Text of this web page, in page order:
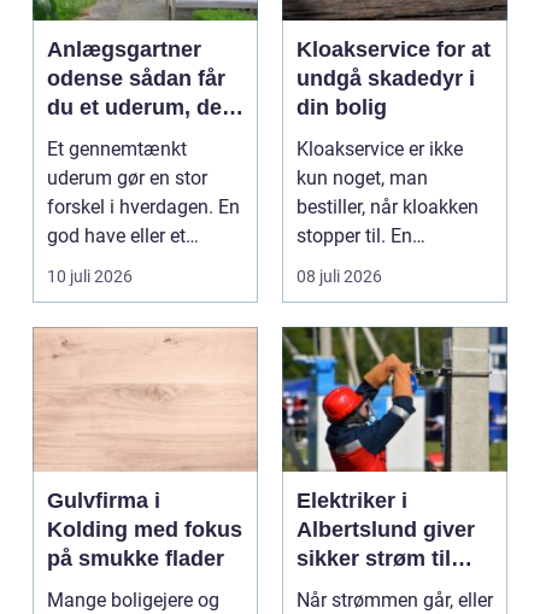
Anlægsgartner
odense sådan får
du et uderum, der
holder i mange år
Et gennemtænkt
uderum gør en stor
forskel i hverdagen. En
god have eller et
velplejet fællesareal
gi...
10 juli 2026
Kloakservice for at
undgå skadedyr i
din bolig
Kloakservice er ikke
kun noget, man
bestiller, når kloakken
stopper til. En
systematisk gennem...
08 juli 2026
Gulvfirma i
Kolding med fokus
på smukke flader
Mange boligejere og
Elektriker i
Albertslund giver
sikker strøm til
danske boliger
Når strømmen går, eller